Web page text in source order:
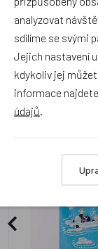
Zboží se
vážka
analyzovat
sdílíme se svými
Jejich nastavení
kdykoliv jej
informace
údajů